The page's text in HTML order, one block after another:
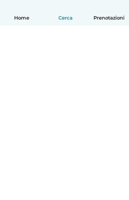
Home Cerca Prenotazioni